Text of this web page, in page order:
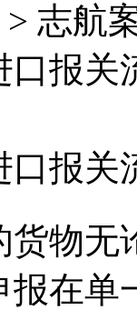
> 志航
口报关
口报关
货物
报在